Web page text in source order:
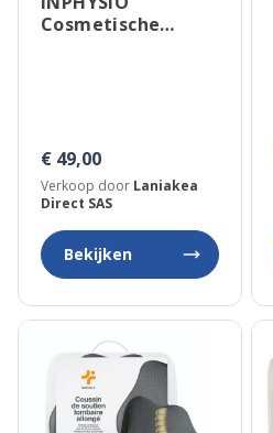
Cosmetische
€ 49,00
Verkoop door Laniakea
Direct SAS
Bekijken